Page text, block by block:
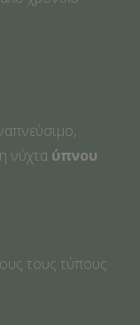
νύχτα ύπνου.
τους τύπους